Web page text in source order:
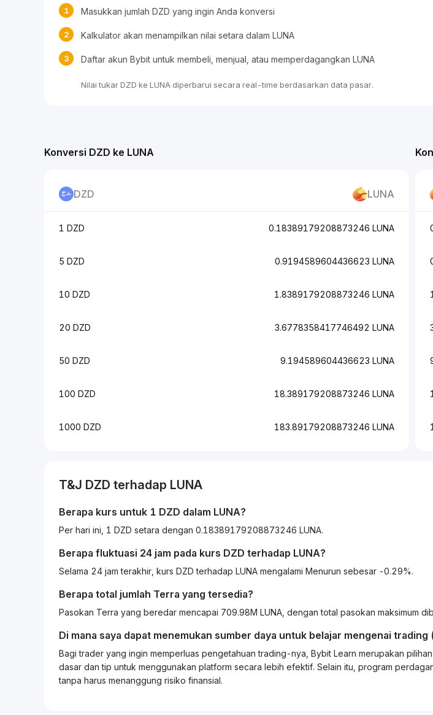
1 Masukkan jumlah DZD yang ingin Anda konversi
2 Kalkulator akan menampilkan nilai setara dalam LUNA
3 Daftar akun Bybit untuk membeli, menjual, atau memperdagangkan LUNA
Nilai tukar DZD ke LUNA diperbarui secara real-time berdasarkan data pasar.
Konversi DZD ke LUNA
DZD LUNA
1 DZD 0.18389179208873246 LUNA
5 DZD 0.9194589604436623 LUNA
10 DZD 1.8389179208873246 LUNA
20 DZD 3.6778358417746492 LUNA
50 DZD 9.194589604436623 LUNA
100 DZD 18.389179208873246 LUNA
1000 DZD 183.89179208873246 LUNA
T&J DZD terhadap LUNA
Berapa kurs untuk 1 DZD dalam LUNA?
Per hari ini, 1 DZD setara dengan 0.18389179208873246 LUNA.
Berapa fluktuasi 24 jam pada kurs DZD terhadap LUNA?
Selama 24 jam terakhir, kurs DZD terhadap LUNA mengalami Menurun sebesar -0.29%.
Berapa total jumlah Terra yang tersedia?
Pasokan Terra yang beredar mencapai 709.98M LUNA, dengan total pasokan maksimum
Di mana saya dapat menemukan sumber daya untuk belajar mengenai trading
Bagi trader yang ingin memperluas pengetahuantrading-nya, Bybit Learn merupakan
dasar dan tip untuk menggunakan platform secara lebih efektif. Selain itu, program
tanpa harus menanggung risiko finansial.